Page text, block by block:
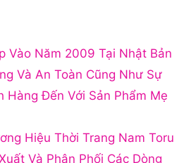
Vào Năm 2009 Tại Nhật Bản
Và An Toàn Cũng Như Sự
Hàng Đến Với Sản Phẩm Mẹ
Hiệu Thời Trang Nam Toru
Và Phân Phối Các Dòng